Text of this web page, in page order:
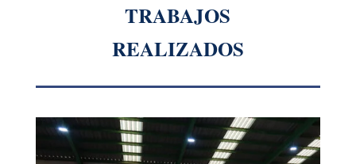
TRABAJOS
REALIZADOS